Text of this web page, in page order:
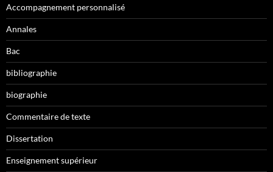
Accompagnement personnalisé
Annales
Bac
bibliographie
biographie
Commentaire de texte
Dissertation
Enseignement supérieur